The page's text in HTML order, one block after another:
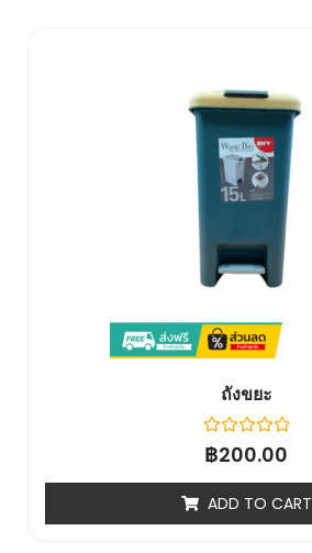
ถังขยะ
Rated
0
5
฿200.00
ADD TO CART